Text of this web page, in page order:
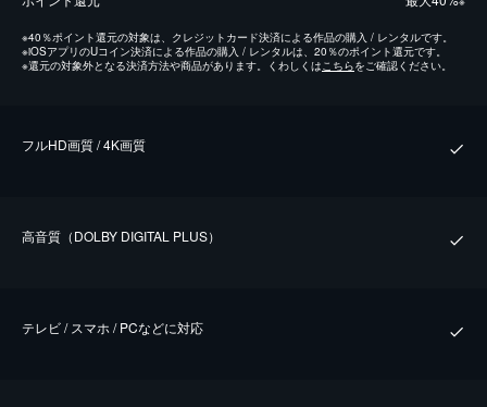
※40％ポイント還元の対象は、クレジットカード決済による作品の購入 / レンタルです。
※iOSアプリのUコイン決済による作品の購入 / レンタルは、20％のポイント還元です。
※還元の対象外となる決済方法や商品があります。くわしくはこちらをご確認ください。
フルHD画質 / 4K画質
⾼⾳質（DOLBY DIGITAL PLUS）
テレビ / スマホ / PCなどに対応